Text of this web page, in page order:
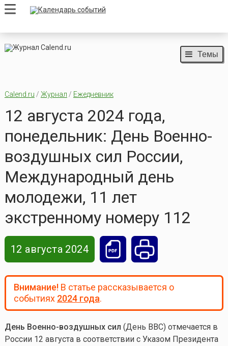
Темы
Calend.ru / Журнал / Ежедневник
12 августа 2024 года,
понедельник: День Военно-
воздушных сил России,
Международный день
молодежи, 11 лет
экстренному номеру 112
12 августа 2024
Внимание!В статье рассказывается о
событиях 2024 года.
День Военно-воздушных сил (День ВВС) отмечается в
России 12 августа в соответствии с Указом Президента